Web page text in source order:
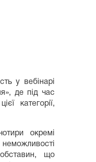
у вебінарі
де під час
категорії,
окремі
що